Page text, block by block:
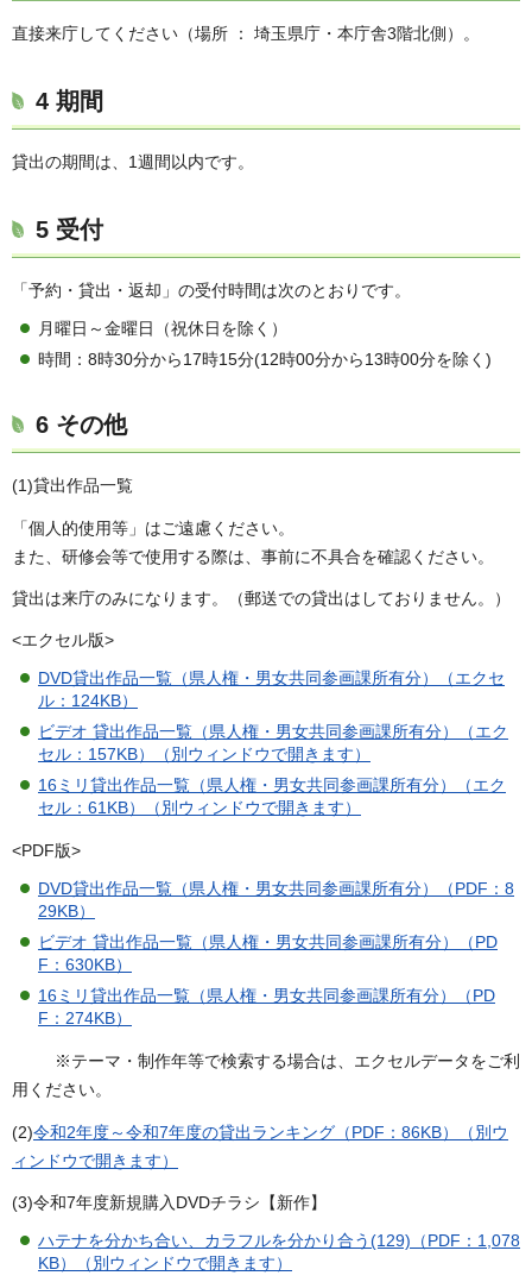
直接来庁してください（場所 ： 埼玉県庁・本庁舎3階北側）。
4 期間
貸出の期間は、1週間以内です。
5 受付
「予約・貸出・返却」の受付時間は次のとおりです。
月曜日～金曜日（祝休日を除く）
時間：8時30分から17時15分(12時00分から13時00分を除く)
6 その他
(1)貸出作品一覧
「個人的使用等」はご遠慮ください。
また、研修会等で使用する際は、事前に不具合を確認ください。
貸出は来庁のみになります。（郵送での貸出はしておりません。）
<エクセル版>
DVD貸出作品一覧（県人権・男女共同参画課所有分）（エクセ
ル：124KB）
ビデオ 貸出作品一覧（県人権・男女共同参画課所有分）（エク
セル：157KB）（別ウィンドウで開きます）
16ミリ貸出作品一覧（県人権・男女共同参画課所有分）（エク
セル：61KB）（別ウィンドウで開きます）
<PDF版>
DVD貸出作品一覧（県人権・男女共同参画課所有分）（PDF：8
29KB）
ビデオ 貸出作品一覧（県人権・男女共同参画課所有分）（PD
F：630KB）
16ミリ貸出作品一覧（県人権・男女共同参画課所有分）（PD
F：274KB）
※テーマ・制作年等で検索する場合は、エクセルデータをご利
用ください。
(2)令和2年度～令和7年度の貸出ランキング（PDF：86KB）（別ウ
ィンドウで開きます）
(3)令和7年度新規購入DVDチラシ【新作】
ハテナを分かち合い、カラフルを分かり合う(129)（PDF：1,078
KB）（別ウィンドウで開きます）